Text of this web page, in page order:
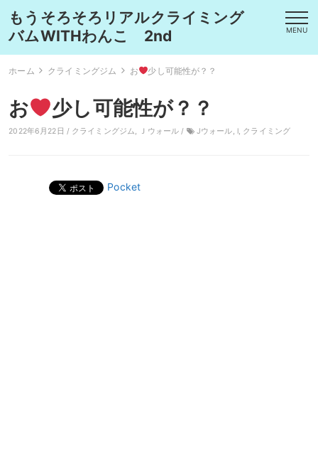
もうそろそろリアルクライミング
バムWITHわんこ 2nd
MENU
ホーム クライミングジム お 少し可能性が？？
お 少し可能性が？？
2022年6月22日 / クライミングジム Ｊウォール / Jウォール l クライミング
Pocket